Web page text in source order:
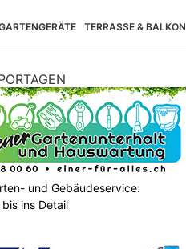
TERRASSE & BALKON
und Gebäudeservice:
ins Detail